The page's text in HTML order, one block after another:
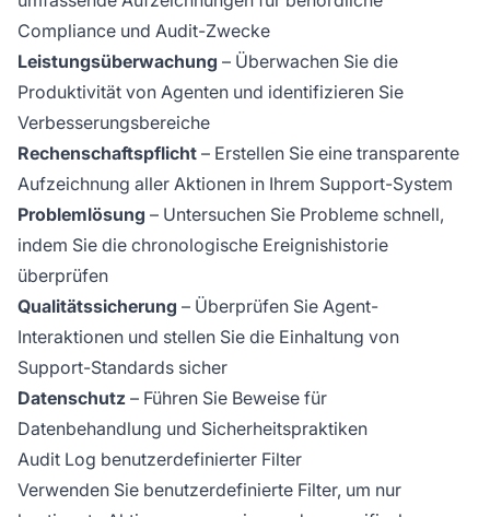
Compliance und Audit-Zwecke
Leistungsüberwachung – Überwachen Sie die
Produktivität von Agenten und identifizieren Sie
Verbesserungsbereiche
Rechenschaftspflicht – Erstellen Sie eine transparente
Aufzeichnung aller Aktionen in Ihrem Support-System
Problemlösung – Untersuchen Sie Probleme schnell,
indem Sie die chronologische Ereignishistorie
überprüfen
Qualitätssicherung – Überprüfen Sie Agent-
Interaktionen und stellen Sie die Einhaltung von
Support-Standards sicher
Datenschutz – Führen Sie Beweise für
Datenbehandlung und Sicherheitspraktiken
Audit Log benutzerdefinierter Filter
Verwenden Sie benutzerdefinierte Filter, um nur